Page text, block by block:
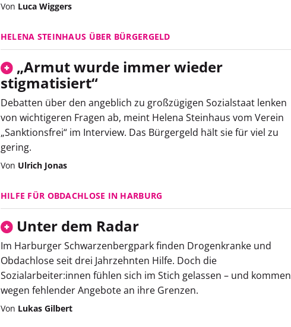
Von Luca Wiggers
HELENA STEINHAUS ÜBER BÜRGERGELD
„Armut wurde immer wieder
stigmatisiert“
Debatten über den angeblich zu großzügigen Sozialstaat lenken
von wichtigeren Fragen ab, meint Helena Steinhaus vom Verein
„Sanktionsfrei“ im Interview. Das Bürgergeld hält sie für viel zu
gering.
Von Ulrich Jonas
HILFE FÜR OBDACHLOSE IN HARBURG
Unter dem Radar
Im Harburger Schwarzenbergpark finden Drogenkranke und
Obdachlose seit drei Jahrzehnten Hilfe. Doch die
Sozialarbeiter:innen fühlen sich im Stich gelassen – und kommen
wegen fehlender Angebote an ihre Grenzen.
Von Lukas Gilbert